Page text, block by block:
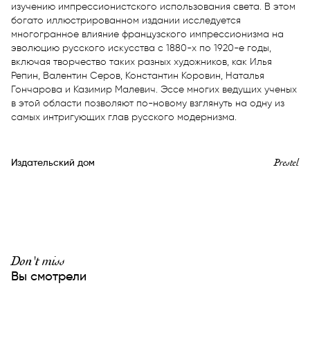
изучению импрессионистского использования света. В этом
богато иллюстрированном издании исследуется
многогранное влияние французского импрессионизма на
эволюцию русского искусства с 1880-х по 1920-е годы,
включая творчество таких разных художников, как Илья
Репин, Валентин Серов, Константин Коровин, Наталья
Гончарова и Казимир Малевич. Эссе многих ведущих ученых
в этой области позволяют по-новому взглянуть на одну из
самых интригующих глав русского модернизма.
Издательский дом Prestel
Don't miss
Вы смотрели